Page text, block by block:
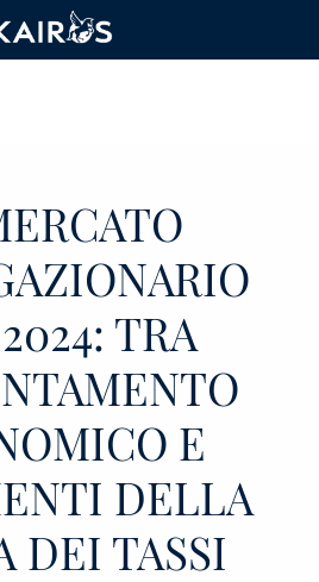
TRA
E
DELLA
DEI TASSI